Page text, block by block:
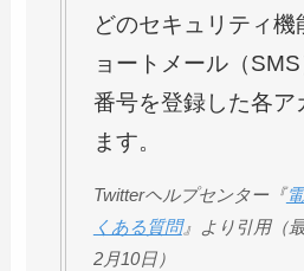
どのセキュリティ
ョートメール（
番号を登録した各ア
ます。
Twitterヘルプセンター『
くある質問』より引用（
2月10日）